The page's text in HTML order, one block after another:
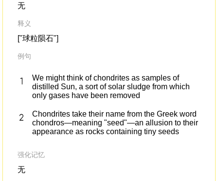
无
释义
["球粒陨石"]
例句
We might think of chondrites as samples of
distilled Sun, a sort of solar sludge from which
only gases have been removed
Chondrites take their name from the Greek word
chondros—meaning "seed"—an allusion to their
appearance as rocks containing tiny seeds
强化记忆
无